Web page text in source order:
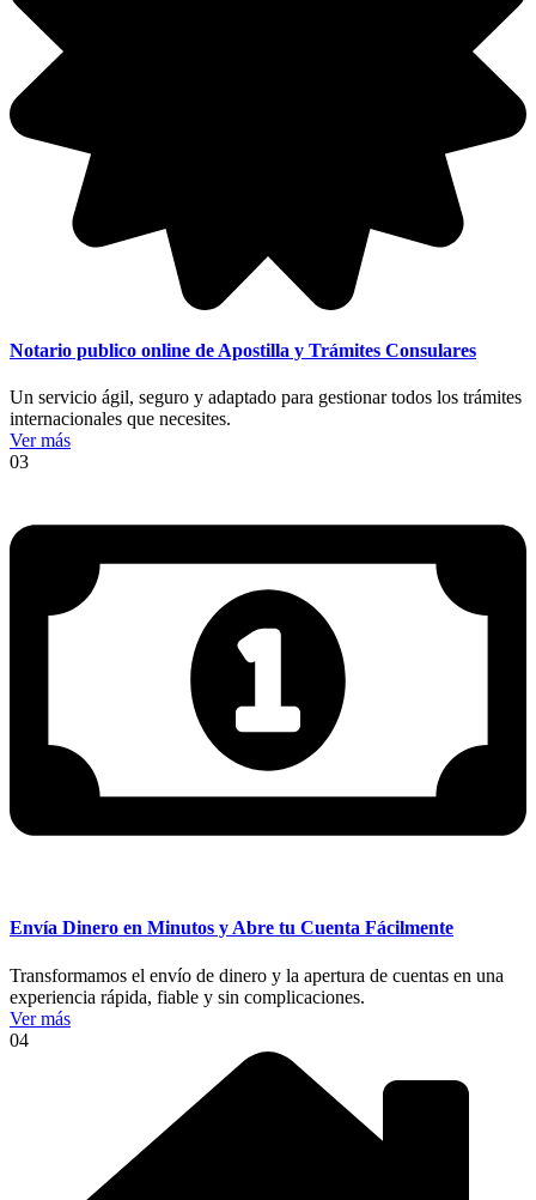
Notario publico online de Apostilla y Trámites Consulares
Un servicio ágil, seguro y adaptado para gestionar todos los trámites
internacionales que necesites.
Ver más
03
Envía Dinero en Minutos y Abre tu Cuenta Fácilmente
Transformamos el envío de dinero y la apertura de cuentas en una
experiencia rápida, fiable y sin complicaciones.
Ver más
04